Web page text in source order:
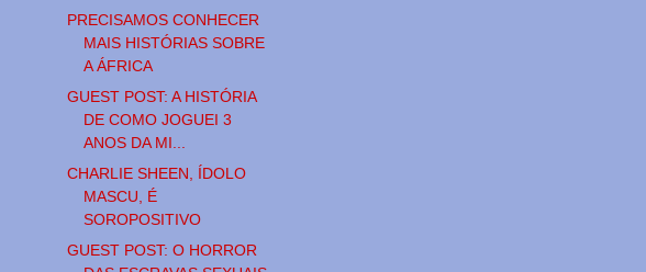
PRECISAMOS CONHECER
MAIS HISTÓRIAS SOBRE
A ÁFRICA
GUEST POST: A HISTÓRIA
DE COMO JOGUEI 3
ANOS DA MI...
CHARLIE SHEEN, ÍDOLO
MASCU, É
SOROPOSITIVO
GUEST POST: O HORROR